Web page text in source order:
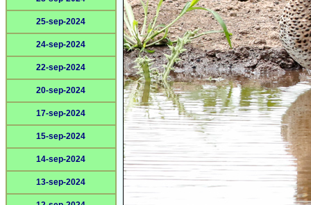
25-sep-2024
24-sep-2024
22-sep-2024
20-sep-2024
17-sep-2024
15-sep-2024
14-sep-2024
13-sep-2024